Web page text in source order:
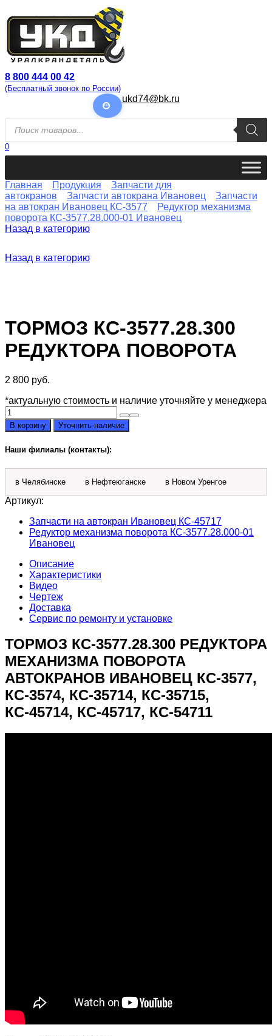
к
содержанию
8 800 444 00 42
(Бесплатный звонок по России)
ukd74@bk.ru
Поиск
товаров
0
Главная Продукция
Запчасти для
автокранов
Запчасти автокрана Ивановец
Запчасти
на автокран Ивановец КС-3577
Редуктор механизма
поворота КС-3577.28.000-01 Ивановец
Назад в категорию
Назад в категорию
ТОРМОЗ КС-3577.28.300
РЕДУКТОРА ПОВОРОТА
2 800 руб.
*актуальную стоимость и наличие уточняйте у менеджера
Количество
товара
Тормоз
КС-3577.28.300
редуктора
поворота
В корзину Уточнить наличие
Наши филиалы (контакты):
в Челябинске в Нефтеюганске в Новом Уренгое
Артикул:
Запчасти на автокран Ивановец КС-45717
Редуктор механизма поворота КС-3577.28.000-01
Ивановец
Описание
Характеристики
Видео
Чертеж
Доставка
Сервис по ремонту и установке
ТОРМОЗ КС-3577.28.300 РЕДУКТОРА
МЕХАНИЗМА ПОВОРОТА
АВТОКРАНОВ ИВАНОВЕЦ КС-3577,
КС-3574, КС-35714, КС-35715,
КС-45714, КС-45717, КС-54711